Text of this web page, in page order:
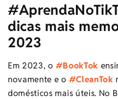
dicas mais
2023
Em 2023, o #BookTok
novamente e o #CleanTok
domésticos mais úteis. No